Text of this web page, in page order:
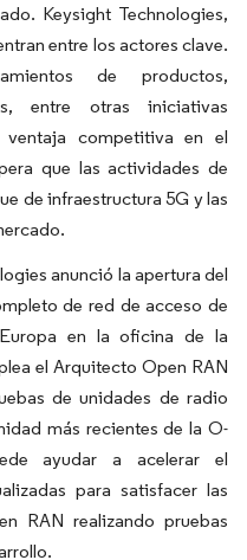
Keysight Technologies,
entre los actores clave.
de productos,
entre otras iniciativas
ventaja competitiva en el
que las actividades de
de infraestructura 5G y las
anunció la apertura del
de red de acceso de
en la oficina de la
el Arquitecto Open RAN
de unidades de radio
más recientes de la O-
ayudar a acelerar el
para satisfacer las
RAN realizando pruebas